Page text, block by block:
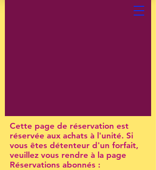
Cette page de réservation est
réservée aux achats à l'unité. Si
vous êtes détenteur d'un forfait,
veuillez vous rendre à la page
Réservations abonnés :